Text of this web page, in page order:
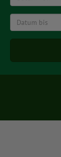
von
Datum
bis